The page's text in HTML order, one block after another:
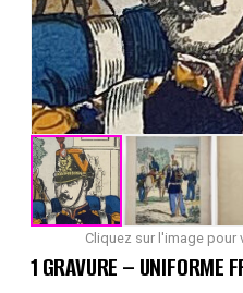
Cliquez sur l'image pour
1 GRAVURE – UNIFORME